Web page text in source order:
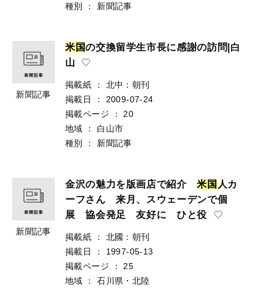
種別
： 新聞記事
新聞記事
米 国の交換留学生市長に感謝の訪問|白
山
掲載紙 ：
北中：朝刊
掲載日
：
2009-07-24
掲載ページ
：
20
地域
：
白山市
種別
： 新聞記事
新聞記事
金沢の魅力を版画店で紹介米 国 人カ
ーフさん 来月、スウェーデンで個
展 協会発足 友好に ひと役
掲載紙 ：
北國：朝刊
掲載日
：
1997-05-13
掲載ページ
：
25
地域
：
石川県・北陸